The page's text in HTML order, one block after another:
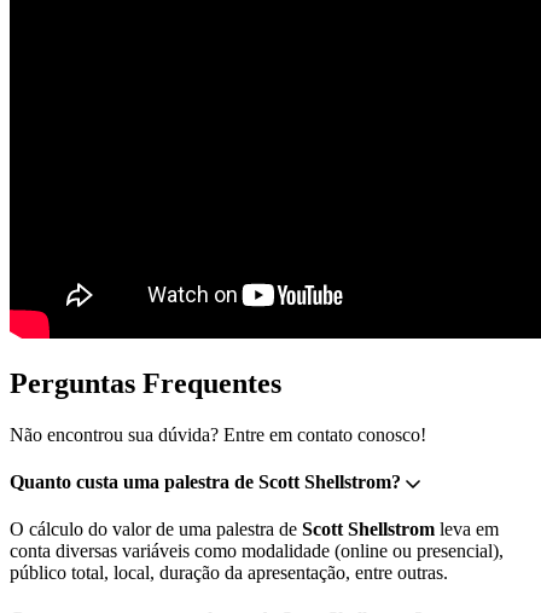
Perguntas Frequentes
Não encontrou sua dúvida? Entre em contato conosco!
Quanto custa uma palestra de Scott Shellstrom?
O cálculo do valor de uma palestra de Scott Shellstrom leva em
conta diversas variáveis como modalidade (online ou presencial),
público total, local, duração da apresentação, entre outras.